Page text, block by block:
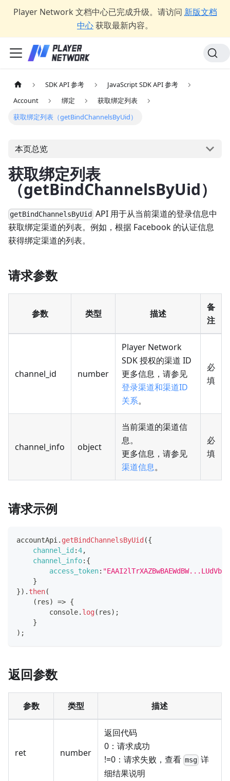
Player Network 文档中心已完成升级。请访问 新版文档
中心获取最新内容。
SDK API 参考
JavaScript SDK API 参考
Account
绑定
获取绑定列表
获取绑定列表（getBindChannelsByUid）
本页总览
获取绑定列表
（getBindChannelsByUid）
getBindChannelsByUid API 用于从当前渠道的登录信息中
获取绑定渠道的列表。例如，根据 Facebook 的认证信息
获得绑定渠道的列表。
请求参数
参数 类型 描述
备
注
channel_id number
Player Network
SDK 授权的渠道 ID
更多信息，请参见
登录渠道和渠道ID
关系。
必
填
channel_info object
当前渠道的渠道信
息。
更多信息，请参见
渠道信息。
必
填
请求示例
accountApi. getBindChannelsByUid ({
channel_id :4,
channel_info: {
access_token:
}
}) . then(
( res) => {
console. log( res) ;
}
) ;
返回参数
参数 类型 描述
ret number
返回代码
0：请求成功
!=0：请求失败，查看 msg 详
细结果说明